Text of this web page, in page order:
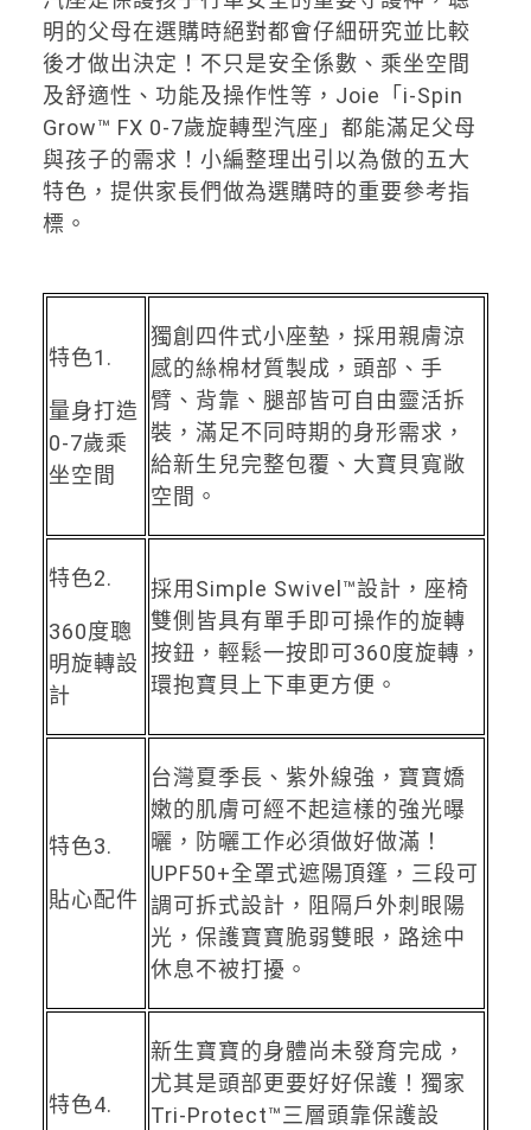
明的父母在選購時絕對都會仔細研究並比較
後才做出決定！不只是安全係數、乘坐空間
及舒適性、功能及操作性等，Joie「i-Spin
Grow™ FX 0-7歲旋轉型汽座」都能滿足父母
與孩子的需求！小編整理出引以為傲的五大
特色，提供家長們做為選購時的重要參考指
標。
特色1.
量身打造
0-7歲乘
坐空間
獨創四件式小座墊，採用親膚涼
感的絲棉材質製成，頭部、手
臂、背靠、腿部皆可自由靈活拆
裝，滿足不同時期的身形需求，
給新生兒完整包覆、大寶貝寬敞
空間。
特色2.
360度聰
明旋轉設
計
採用Simple Swivel™設計，座椅
雙側皆具有單手即可操作的旋轉
按鈕，輕鬆一按即可360度旋轉，
環抱寶貝上下車更方便。
特色3.
貼心配件
台灣夏季長、紫外線強，寶寶嬌
嫩的肌膚可經不起這樣的強光曝
曬，防曬工作必須做好做滿！
UPF50+全罩式遮陽頂篷，三段可
調可拆式設計，阻隔戶外刺眼陽
光，保護寶寶脆弱雙眼，路途中
休息不被打擾。
特色4.
新生寶寶的身體尚未發育完成，
尤其是頭部更要好好保護！獨家
Tri-Protect™三層頭靠保護設